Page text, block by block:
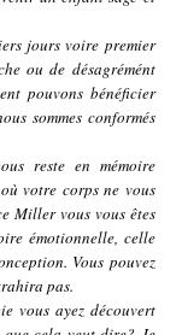
jours voire premier
ou de désagrémént
pouvons bénéficier
sommes conformés
reste en mémoire
votre corps ne vous
Miller vous vous êtes
émotionnelle, celle
Vous pouvez
pas.
vous ayez découvert